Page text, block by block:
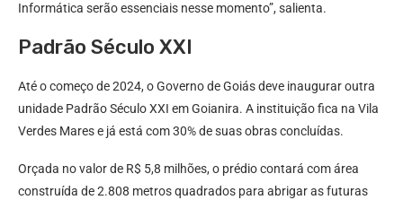
Informática serão essenciais nesse momento”, salienta.
Padrão Século XXI
Até o começo de 2024, o Governo de Goiás deve inaugurar outra
unidade Padrão Século XXI em Goianira. A instituição fica na Vila
Verdes Mares e já está com 30% de suas obras concluídas.
Orçada no valor de R$ 5,8 milhões, o prédio contará com área
construída de 2.808 metros quadrados para abrigar as futuras